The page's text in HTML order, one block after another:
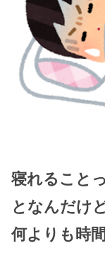
寝れること
となんだけ
何よりも時